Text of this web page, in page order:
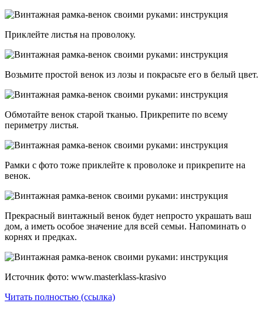
Приклейте листья на проволоку.
Возьмите простой венок из лозы и покрасьте его в белый цвет.
Обмотайте венок старой тканью. Прикрепите по всему
периметру листья.
Рамки с фото тоже приклейте к проволоке и прикрепите на
венок.
Прекрасный винтажный венок будет непросто украшать ваш
дом, а иметь особое значение для всей семьи. Напоминать о
корнях и предках.
Источник фото: www.masterklass-krasivo
Читать полностью (ссылка)